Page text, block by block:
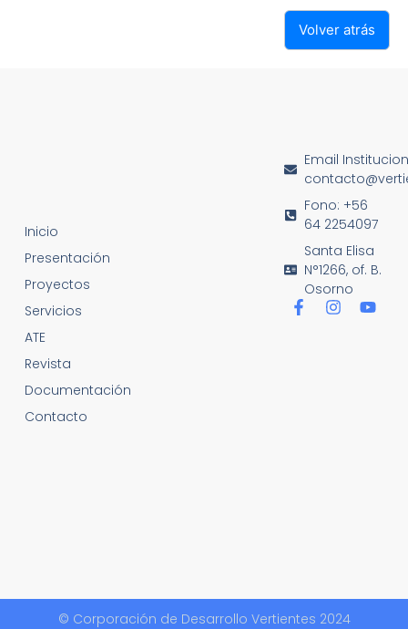
Volver atrás
Email
Fono: +56
64 2254097
Santa Elisa
N°1266, of. B.
Osorno
Inicio
Presentación
Proyectos
Servicios
ATE
Revista
Documentación
Contacto
© Corporación de Desarrollo Vertientes 2024